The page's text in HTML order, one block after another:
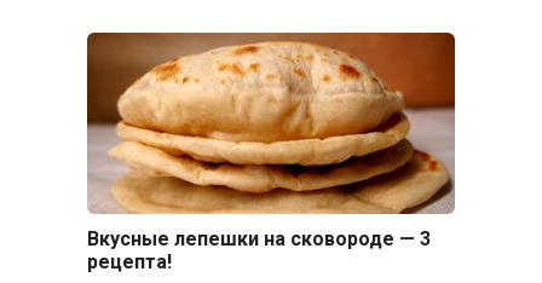
Вкусные лепешки на сковороде — 3
рецепта!